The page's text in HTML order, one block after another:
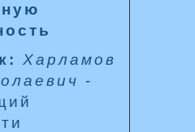
Харламов
-